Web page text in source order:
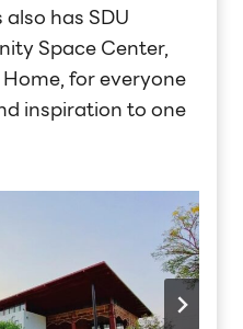
has SDU
Space Center,
for everyone
inspiration to one